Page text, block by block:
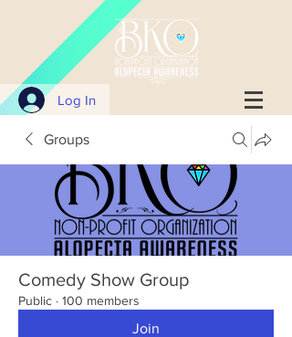
Log In
Groups
Comedy Show Group
Public · 100 members
Join